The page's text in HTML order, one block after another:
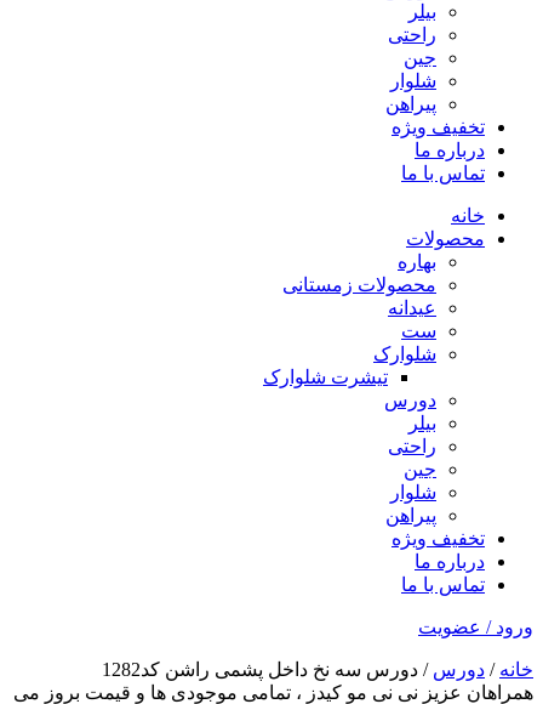
بیلر
راحتی
جین
شلوار
پیراهن
تخفیف ویژه
درباره ما
تماس با ما
خانه
محصولات
بهاره
محصولات زمستانی
عیدانه
ست
شلوارک
تیشرت شلوارک
دورس
بیلر
راحتی
جین
شلوار
پیراهن
تخفیف ویژه
درباره ما
تماس با ما
ورود / عضویت
خانه / دورس / دورس سه نخ داخل پشمی راشن کد1282
همراهان عزیز نی نی مو کیدز ، تمامی موجودی ها و قیمت بروز می